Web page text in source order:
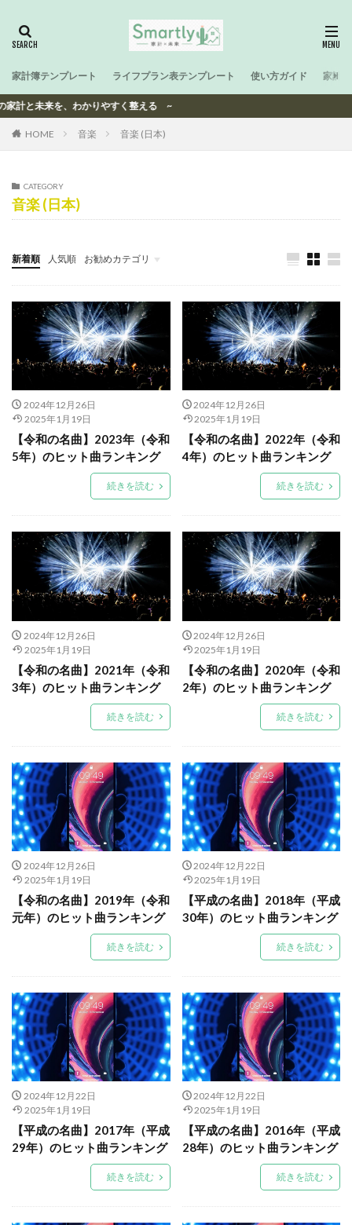
家計簿テンプレート ライフプラン表テンプレート 使い方ガイド 家計
未来を、わかりやすく整える ~
HOME 音楽 音楽 (日本)
CATEGORY
音楽 (日本)
新着順 人気順 お勧めカテゴリ
-
2024年12月26日
2025年1月19日
【令和の名曲】2023年（令和
5年）のヒット曲ランキング
続きを読む
2024年12月26日
2025年1月19日
【令和の名曲】2022年（令和
4年）のヒット曲ランキング
続きを読む
2024年12月26日
2025年1月19日
【令和の名曲】2021年（令和
3年）のヒット曲ランキング
続きを読む
2024年12月26日
2025年1月19日
【令和の名曲】2020年（令和
2年）のヒット曲ランキング
続きを読む
2024年12月26日
2025年1月19日
【令和の名曲】2019年（令和
元年）のヒット曲ランキング
続きを読む
2024年12月22日
2025年1月19日
【平成の名曲】2018年（平成
30年）のヒット曲ランキング
続きを読む
2024年12月22日
2025年1月19日
【平成の名曲】2017年（平成
29年）のヒット曲ランキング
続きを読む
2024年12月22日
2025年1月19日
【平成の名曲】2016年（平成
28年）のヒット曲ランキング
続きを読む